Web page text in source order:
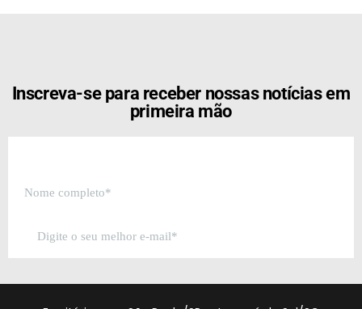
Inscreva-se para receber nossas notícias em
primeira mão